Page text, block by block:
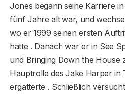
Jones begann seine Karriere
fünf Jahre alt war, und
wo er 1999 seinen ersten
hatte . Danach war er in See
und Bringing Down the House
Hauptrolle des Jake Harper in
ergatterte . Schließlich